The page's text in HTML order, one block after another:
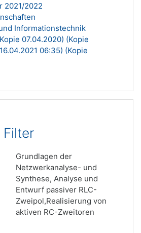
2021/2022
Informationstechnik
07.04.2020) (Kopie
06:35) (Kopie
Filter
Grundlagen der
Netzwerkanalyse- und
Synthese, Analyse und
Entwurf passiver RLC-
Zweipol,Realisierung von
aktiven RC-Zweitoren